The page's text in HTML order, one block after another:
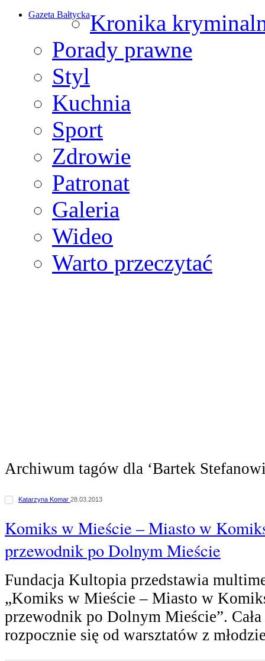
Gazeta BałtyckaKronika
Porady prawne
Styl
Kuchnia
Sport
Zdrowie
Patronat
Galeria
Wideo
Warto przeczytać
Archiwum tagów dla ‘Bartek
Katarzyna Komar 28.03.2013
Komiks w Mieście – Miasto w
przewodnik po Dolnym Mieście
Fundacja Kultopia przedstawia
„Komiks w Mieście – Miasto w
przewodnik po Dolnym Mieście”. Cała
rozpocznie się od warsztatów z